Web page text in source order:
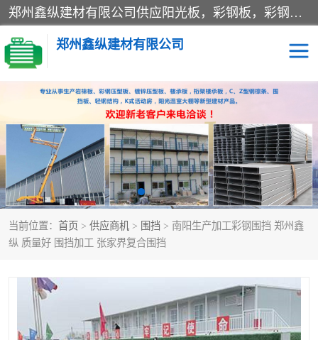
郑州鑫纵建材有限公司供应阳光板，彩钢板，彩钢钢构工程是一家集生产销售租赁安装于一体的企业，主要生产PC采光板，耐力板，仿古琉璃采光板，岩棉板、彩钢压型板、镀锌压型板、桁架楼承板，C、Z型钢檩条、围挡板、轻钢结构，阳光温室大棚等新型建材产品。公司旗下有多台移动式高空压瓦机租赁，承接全国各地业务，专业对外租赁各种型号压瓦机。
郑州鑫纵建材有限公司
当前位置： 首页 > 供应商机 > 围挡 > 南阳生产加工彩钢围挡 郑州鑫
纵 质量好 围挡加工 张家界复合围挡
高空瓦机租赁 ASA合成树脂仿古瓦
CZ型钢 FRP采光板
PC多层板 PC耐力板
建筑围挡 楼层板
岩棉板 钢结构配件
围挡 彩钢板